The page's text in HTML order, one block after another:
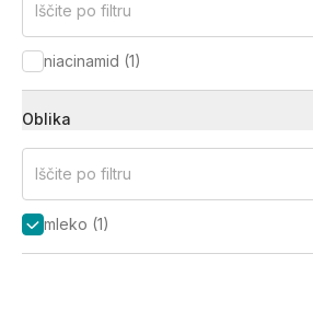
Iščite po filtru
niacinamid (1)
Oblika
Iščite po filtru
mleko (1)